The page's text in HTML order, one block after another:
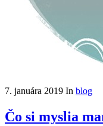
7. januára 2019 In blog
Čo si myslia